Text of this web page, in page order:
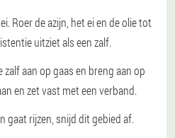
Roer de azijn, het ei en de olie tot
uitziet als een zalf.
zalf aan op gaas en breng aan op
en zet vast met een verband.
gaat rijzen, snijd dit gebied af.